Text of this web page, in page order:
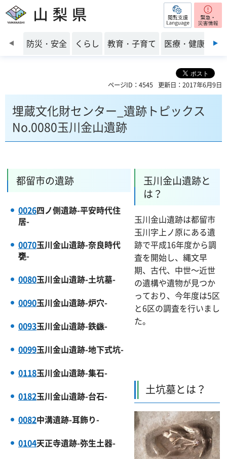
山梨県 閲覧支援
前のスライドを表示
防災・安全 くらし 教育・子育て 医療・健康・福
ページID：4545 更新日：2017年6月9日
埋蔵文化財センター_遺跡トピックス
No.0080玉川金山遺跡
都留市の遺跡
0026四ノ側遺跡-平安時代住
居-
0070玉川金山遺跡-奈良時代
甕-
0080玉川金山遺跡-土坑墓-
0090玉川金山遺跡-炉穴-
0093玉川金山遺跡-鉄鏃-
0099玉川金山遺跡-地下式坑-
0118玉川金山遺跡-集石-
0182玉川金山遺跡-台石-
0082中溝遺跡-耳飾り-
0104天正寺遺跡-弥生土器-
玉川金山遺跡と
は？
玉川金山遺跡は都留市
玉川字上ノ原にある遺
跡で平成16年度から調
査を開始し、縄文早
期、古代、中世～近世
の遺構や遺物が見つか
っており、今年度は5区
と6区の調査を行いまし
た。
土坑墓とは？